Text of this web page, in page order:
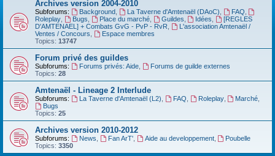
Archives version 2004-2010
Subforums: Background, La Taverne d'Amtenaël (DAoC) FAQ
Roleplay
Bugs Place du marché, Guildes Idées
[REGLES
D'AMTENAEL] + Combats GvG - PvP - RvR
L'association Amtenaël /
Ventes / Concours
Espace membres
Topics: 13747
Forum privé des guildes
Subforums: Forums privés: Aide,
Forums de guilde externes
Topics: 28
Amtenaël - Lineage 2 Interlude
Subforums: La Taverne d'Amtenaël (L2) FAQ Roleplay, Marché
Bugs
Topics: 25
Archives version 2010-2012
Subforums: News Fan ArT', Aide au developpement,
Poubelle
Topics: 3350